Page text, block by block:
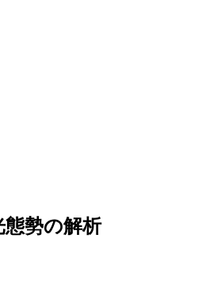
態勢の解析